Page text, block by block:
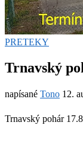
PRETEKY
Trnavský
napísané Tono 12.
Trnavský pohár